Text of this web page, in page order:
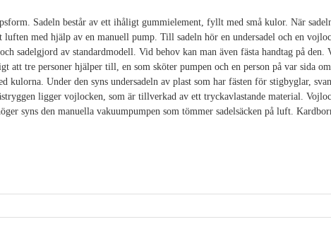
Sadeln består av ett ihåligt gummielement, fyllt med små kulor. När
luften med hjälp av en manuell pump. Till sadeln hör en undersadel och en
sadelgjord av standardmodell. Vid behov kan man även fästa handtag på den.
att tre personer hjälper till, en som sköter pumpen och en person på var sida
kulorna. Under den syns undersadeln av plast som har fästen för stigbyglar,
ligger vojlocken, som är tillverkad av ett tryckavlastande material.
syns den manuella vakuumpumpen som tömmer sadelsäcken på luft.